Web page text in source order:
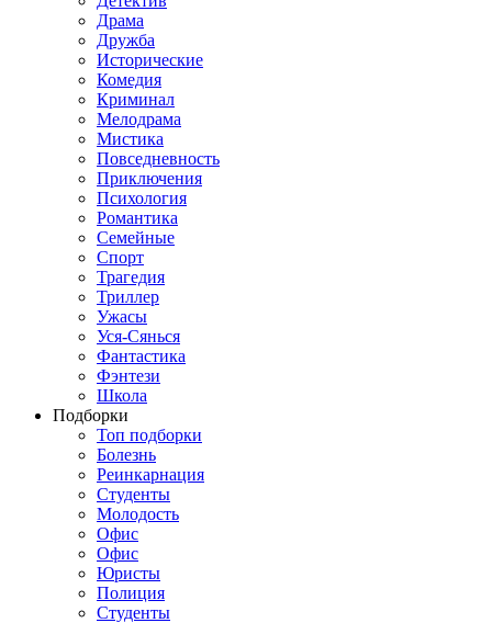
Драма
Дружба
Исторические
Комедия
Криминал
Мелодрама
Мистика
Повседневность
Приключения
Психология
Романтика
Семейные
Спорт
Трагедия
Триллер
Ужасы
Уся-Сянься
Фантастика
Фэнтези
Школа
Подборки
Топ подборки
Болезнь
Реинкарнация
Студенты
Молодость
Офис
Офис
Юристы
Полиция
Студенты